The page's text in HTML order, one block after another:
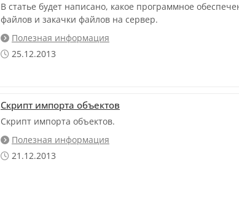
В статье будет написано, какое программное
файлов и закачки файлов на сервер.
 Полезная информация
 25.12.2013
Скрипт импорта объектов
Скрипт импорта объектов.
 Полезная информация
 21.12.2013